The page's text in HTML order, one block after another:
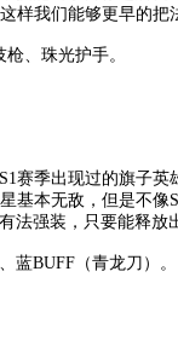
样我们能够更早的
、珠光护手。
赛季出现过的旗子
基本无敌，但是不
法强装，只要能释
蓝BUFF（青龙刀）。